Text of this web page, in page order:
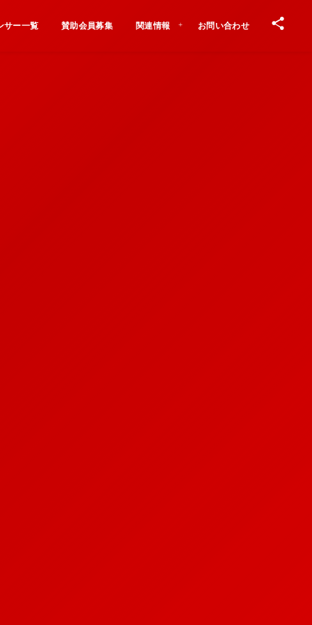
サー一覧 賛助会員募集 関連情報 お問い合わせ
Contact